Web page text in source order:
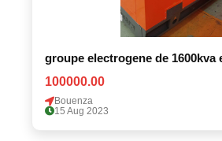
groupe electrogene de 1600kva
100000.00
Bouenza
15 Aug 2023